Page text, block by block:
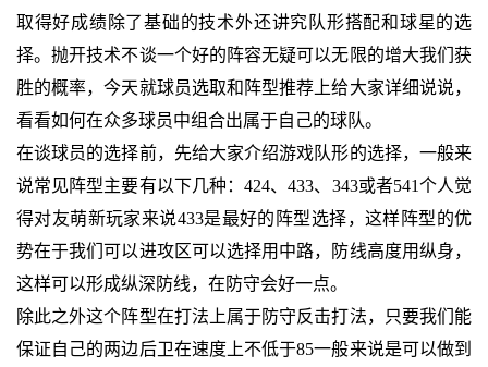
取得好成绩除了基础的技术外还讲究队形搭配和球星的选
择。抛开技术不谈一个好的阵容无疑可以无限的增大我们获
胜的概率，今天就球员选取和阵型推荐上给大家详细说说，
看看如何在众多球员中组合出属于自己的球队。
在谈球员的选择前，先给大家介绍游戏队形的选择，一般来
说常见阵型主要有以下几种：424、433、343或者541个人觉
得对友萌新玩家来说433是最好的阵型选择，这样阵型的优
势在于我们可以进攻区可以选择用中路，防线高度用纵身，
这样可以形成纵深防线，在防守会好一点。
除此之外这个阵型在打法上属于防守反击打法，只要我们能
保证自己的两边后卫在速度上不低于85一般来说是可以做到